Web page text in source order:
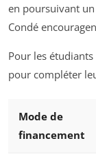
en poursuivant un
Condé
Pour les
pour compléter
Mode de
financement